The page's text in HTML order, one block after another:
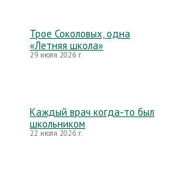
Трое Соколовых, одна
«Летняя школа»
29 июля 2026 г.
Каждый врач когда-то был
школьником
22 июля 2026 г.